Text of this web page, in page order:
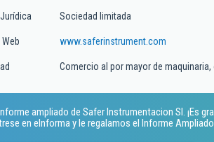
Sociedad limitada
Web www.saferinstrument.com
Comercio al por mayor de
ampliado de Safer Instrumentacion Sl. ¡Es
en eInforma y le regalamos el Informe